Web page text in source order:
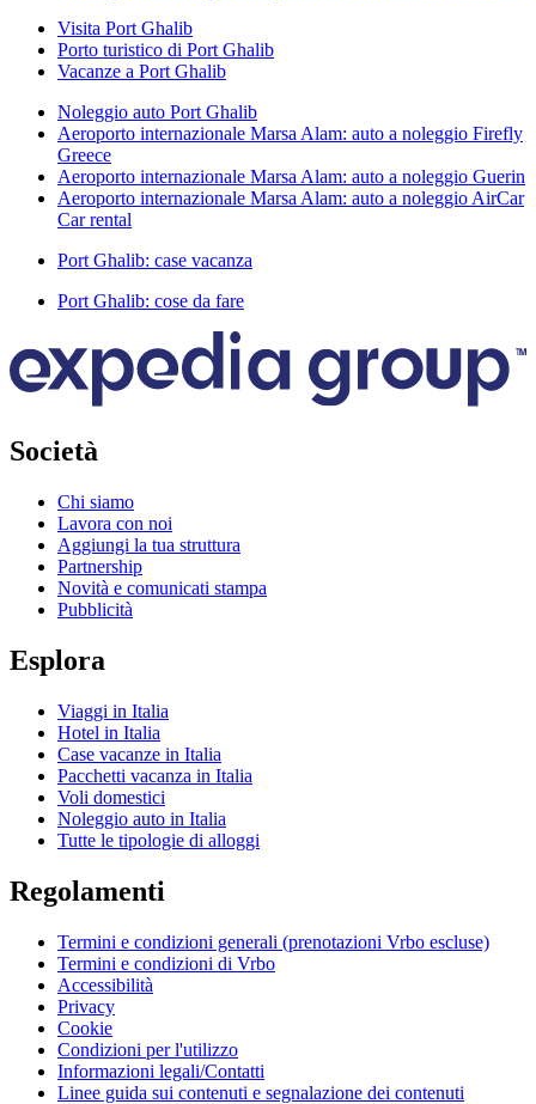
Visita Port Ghalib
Porto turistico di Port Ghalib
Vacanze a Port Ghalib
Noleggio auto Port Ghalib
Aeroporto internazionale Marsa Alam: auto a noleggio Firefly
Greece
Aeroporto internazionale Marsa Alam: auto a noleggio Guerin
Aeroporto internazionale Marsa Alam: auto a noleggio AirCar
Car rental
Port Ghalib: case vacanza
Port Ghalib: cose da fare
Società
Chi siamo
Lavora con noi
Aggiungi la tua struttura
Partnership
Novità e comunicati stampa
Pubblicità
Esplora
Viaggi in Italia
Hotel in Italia
Case vacanze in Italia
Pacchetti vacanza in Italia
Voli domestici
Noleggio auto in Italia
Tutte le tipologie di alloggi
Regolamenti
Termini e condizioni generali (prenotazioni Vrbo escluse)
Termini e condizioni di Vrbo
Accessibilità
Privacy
Cookie
Condizioni per l'utilizzo
Informazioni legali/Contatti
Linee guida sui contenuti e segnalazione dei contenuti